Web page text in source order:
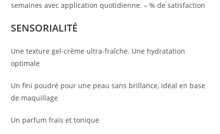
semaines avec application quotidienne. – % de satisfaction
SENSORIALITÉ
Une texture gel-crème ultra-fraîche. Une hydratation
optimale
Un fini poudré pour une peau sans brillance, idéal en base
de maquillage
Un parfum frais et tonique